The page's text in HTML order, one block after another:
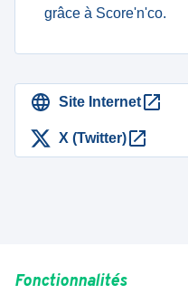
grâce à Score'n'co.
Site Internet
X (Twitter)
Fonctionnalités